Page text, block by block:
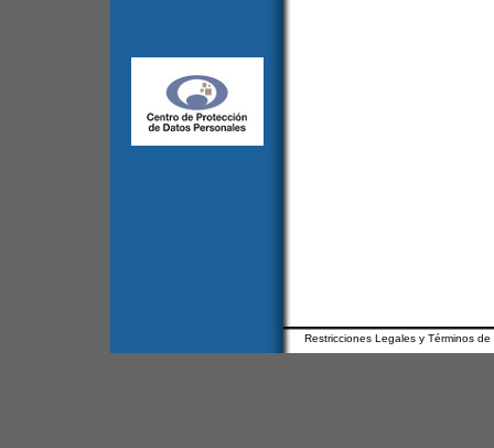
Restricciones Legales y Términos de